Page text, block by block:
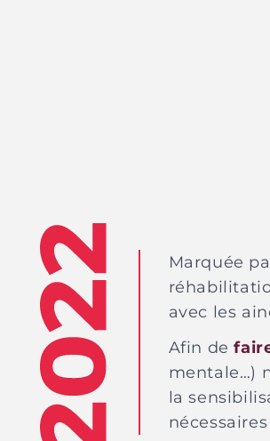
Marquée
avec les
Afin de
mentale…)
la